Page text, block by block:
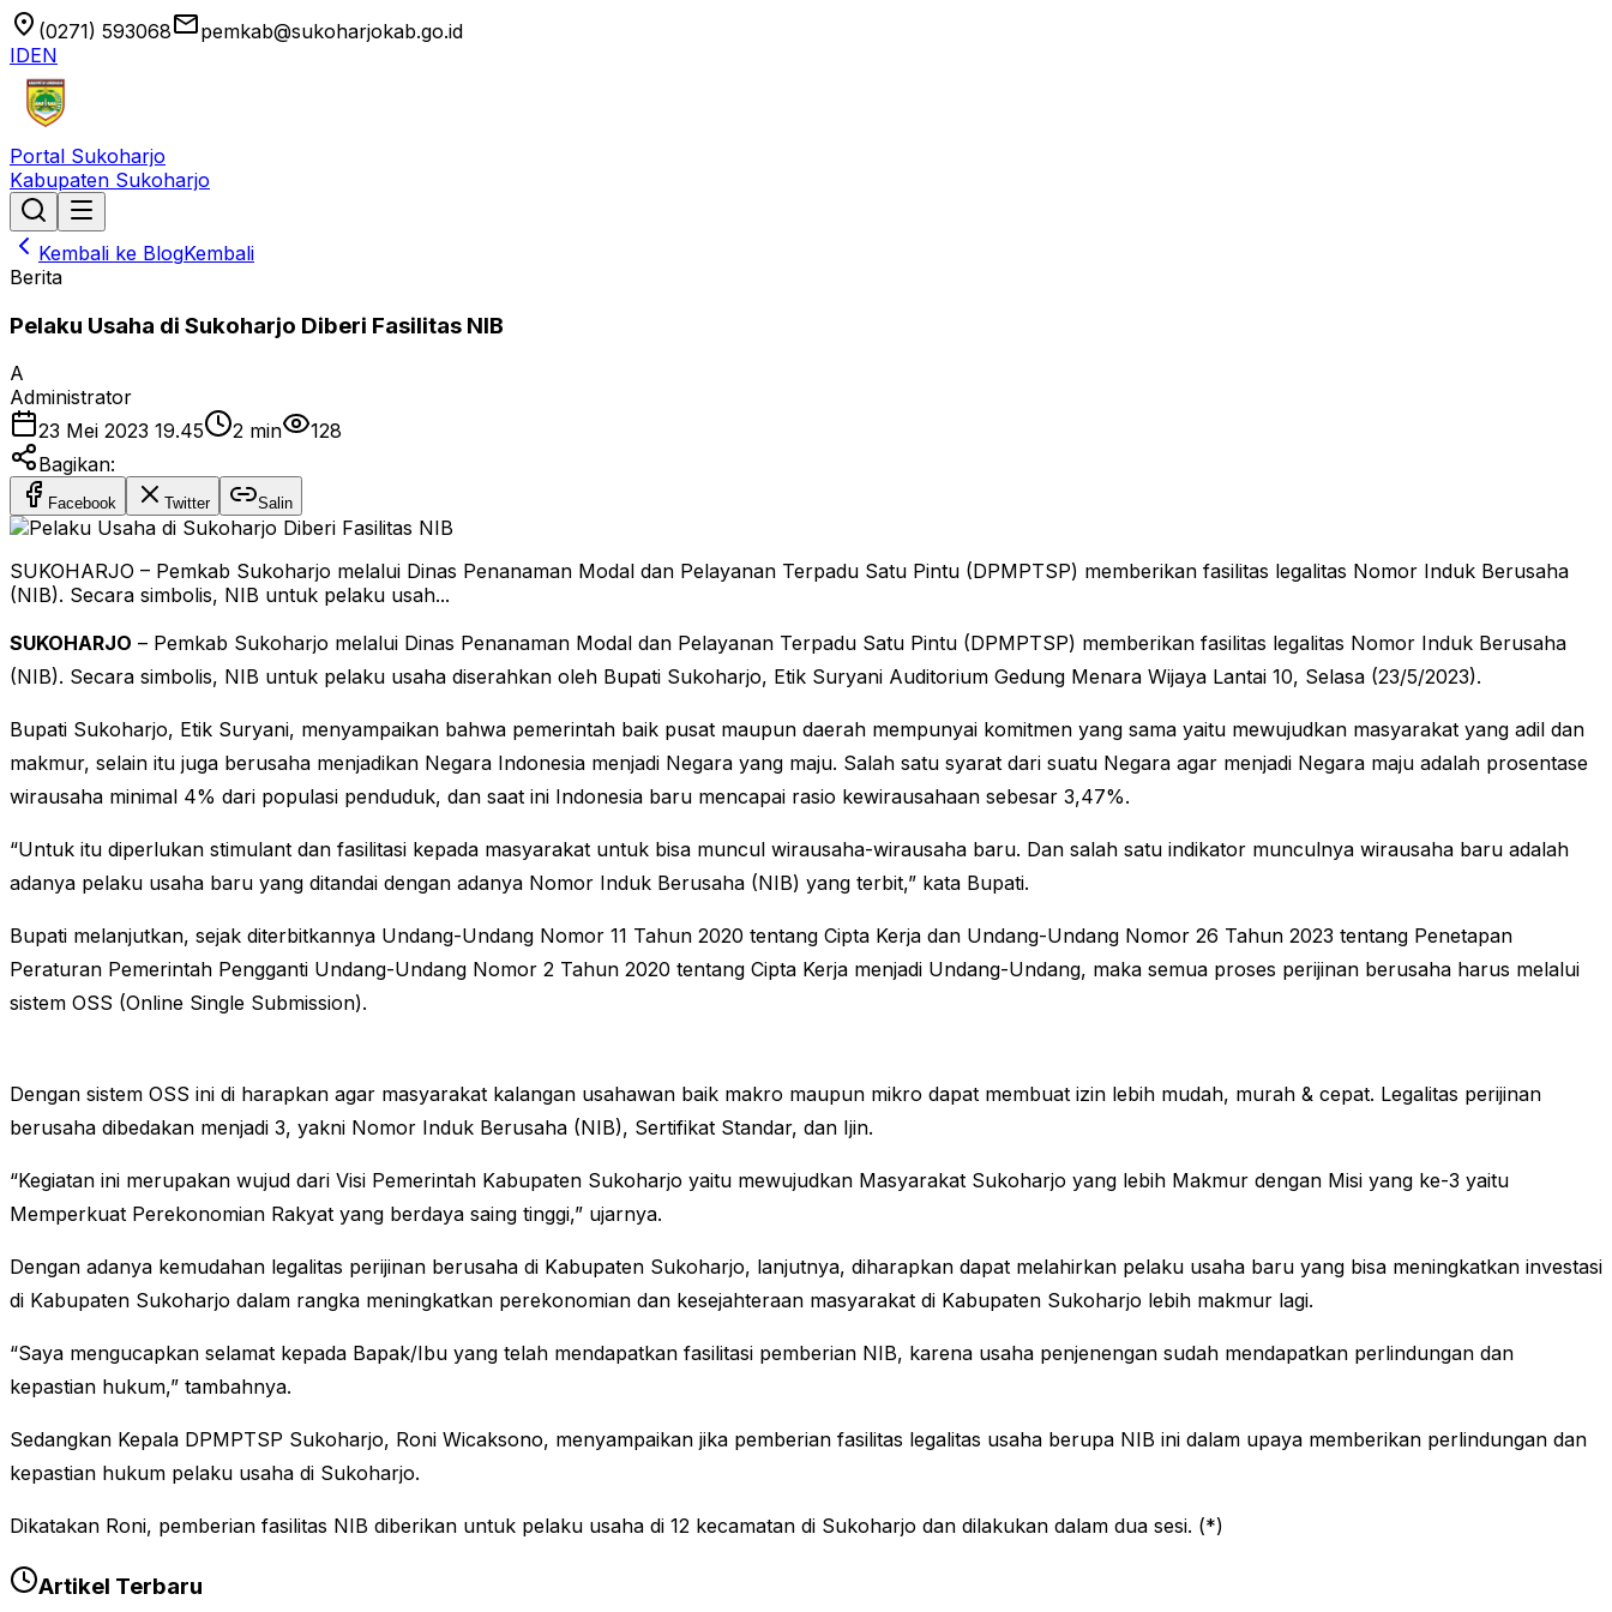
location_on (0271) 593068emailpemkab@sukoharjokab.go.id
IDEN
Portal Sukoharjo
Kabupaten Sukoharjo
Kembali ke BlogKembali
Berita
Pelaku Usaha di Sukoharjo Diberi Fasilitas NIB
A
Administrator
23 Mei 2023 19.45
2 min
128
Bagikan:
Facebook Twitter Salin
SUKOHARJO – Pemkab Sukoharjo melalui Dinas Penanaman Modal dan Pelayanan Terpadu Satu Pintu (DPMPTSP) memberikan fasilitas legalitas Nomor Induk Berusaha
(NIB). Secara simbolis, NIB untuk pelaku usah...
SUKOHARJO – Pemkab Sukoharjo melalui Dinas Penanaman Modal dan Pelayanan Terpadu Satu Pintu (DPMPTSP) memberikan fasilitas legalitas Nomor Induk Berusaha
(NIB). Secara simbolis, NIB untuk pelaku usaha diserahkan oleh Bupati Sukoharjo, Etik Suryani Auditorium Gedung Menara Wijaya Lantai 10, Selasa (23/5/2023).
Bupati Sukoharjo, Etik Suryani, menyampaikan bahwa pemerintah baik pusat maupun daerah mempunyai komitmen yang sama yaitu mewujudkan masyarakat yang adil dan
makmur, selain itu juga berusaha menjadikan Negara Indonesia menjadi Negara yang maju. Salah satu syarat dari suatu Negara agar menjadi Negara maju adalah prosentase
wirausaha minimal 4% dari populasi penduduk, dan saat ini Indonesia baru mencapai rasio kewirausahaan sebesar 3,47%.
“Untuk itu diperlukan stimulant dan fasilitasi kepada masyarakat untuk bisa muncul wirausaha-wirausaha baru. Dan salah satu indikator munculnya wirausaha baru adalah
adanya pelaku usaha baru yang ditandai dengan adanya Nomor Induk Berusaha (NIB) yang terbit,” kata Bupati.
Bupati melanjutkan, sejak diterbitkannya Undang-Undang Nomor 11 Tahun 2020 tentang Cipta Kerja dan Undang-Undang Nomor 26 Tahun 2023 tentang Penetapan
Peraturan Pemerintah Pengganti Undang-Undang Nomor 2 Tahun 2020 tentang Cipta Kerja menjadi Undang-Undang, maka semua proses perijinan berusaha harus melalui
sistem OSS (Online Single Submission).
Dengan sistem OSS ini di harapkan agar masyarakat kalangan usahawan baik makro maupun mikro dapat membuat izin lebih mudah, murah & cepat. Legalitas perijinan
berusaha dibedakan menjadi 3, yakni Nomor Induk Berusaha (NIB), Sertifikat Standar, dan Ijin.
“Kegiatan ini merupakan wujud dari Visi Pemerintah Kabupaten Sukoharjo yaitu mewujudkan Masyarakat Sukoharjo yang lebih Makmur dengan Misi yang ke-3 yaitu
Memperkuat Perekonomian Rakyat yang berdaya saing tinggi,” ujarnya.
Dengan adanya kemudahan legalitas perijinan berusaha di Kabupaten Sukoharjo, lanjutnya, diharapkan dapat melahirkan pelaku usaha baru yang bisa meningkatkan investasi
di Kabupaten Sukoharjo dalam rangka meningkatkan perekonomian dan kesejahteraan masyarakat di Kabupaten Sukoharjo lebih makmur lagi.
“Saya mengucapkan selamat kepada Bapak/Ibu yang telah mendapatkan fasilitasi pemberian NIB, karena usaha penjenengan sudah mendapatkan perlindungan dan
kepastian hukum,” tambahnya.
Sedangkan Kepala DPMPTSP Sukoharjo, Roni Wicaksono, menyampaikan jika pemberian fasilitas legalitas usaha berupa NIB ini dalam upaya memberikan perlindungan dan
kepastian hukum pelaku usaha di Sukoharjo.
Dikatakan Roni, pemberian fasilitas NIB diberikan untuk pelaku usaha di 12 kecamatan di Sukoharjo dan dilakukan dalam dua sesi. (*)
Artikel Terbaru